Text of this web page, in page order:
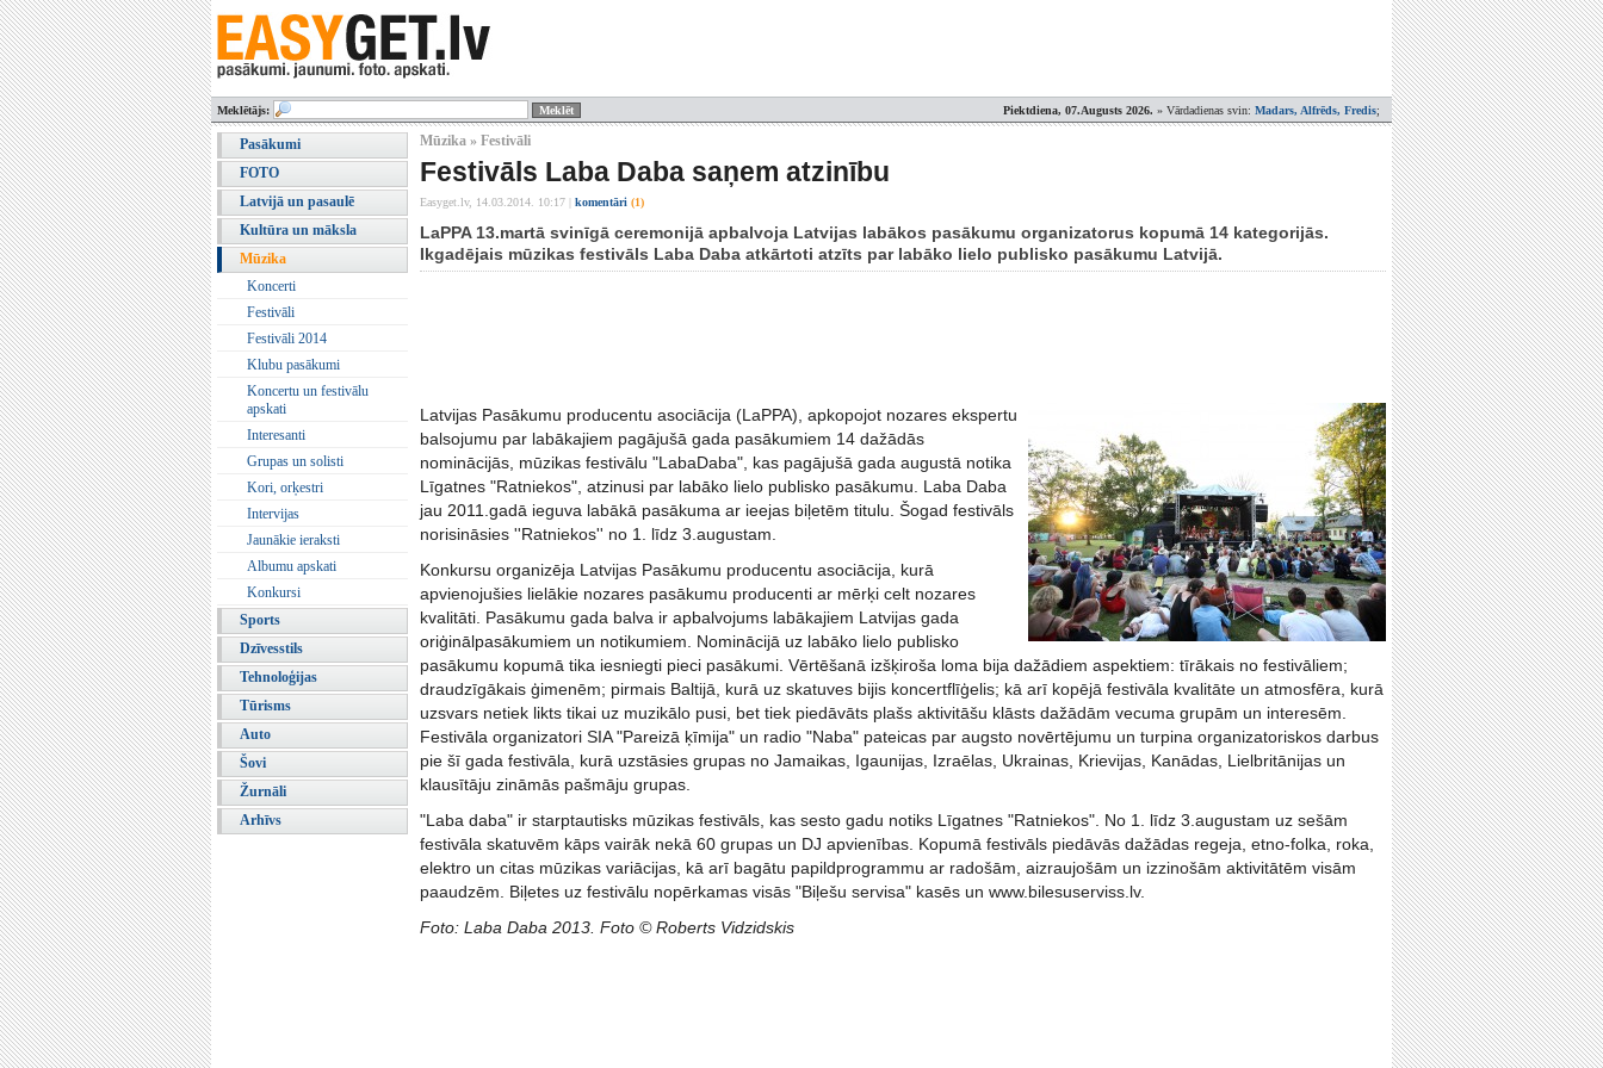
Piektdiena, 07.Augusts 2026. » Vārdadienas svin: Madars, Alfrēds, Fredis;
Meklētājs:
Pasākumi
FOTO
Latvijā un pasaulē
Kultūra un māksla
Mūzika
Koncerti
Festivāli
Festivāli 2014
Klubu pasākumi
Koncertu un festivālu
apskati
Interesanti
Grupas un solisti
Kori, orķestri
Intervijas
Jaunākie ieraksti
Albumu apskati
Konkursi
Sports
Dzīvesstils
Tehnoloģijas
Tūrisms
Auto
Šovi
Žurnāli
Arhīvs
Mūzika » Festivāli
Festivāls Laba Daba saņem atzinību
Easyget.lv, 14.03.2014. 10:17 komentāri (1)
LaPPA 13.martā svinīgā ceremonijā apbalvoja Latvijas labākos pasākumu organizatorus kopumā 14 kategorijās.
Ikgadējais mūzikas festivāls Laba Daba atkārtoti atzīts par labāko lielo publisko pasākumu Latvijā.
Latvijas Pasākumu producentu asociācija (LaPPA), apkopojot nozares ekspertu
balsojumu par labākajiem pagājušā gada pasākumiem 14 dažādās
nominācijās, mūzikas festivālu "LabaDaba", kas pagājušā gada augustā notika
Līgatnes "Ratniekos", atzinusi par labāko lielo publisko pasākumu. Laba Daba
jau 2011.gadā ieguva labākā pasākuma ar ieejas biļetēm titulu. Šogad festivāls
norisināsies ''Ratniekos'' no 1. līdz 3.augustam.
Konkursu organizēja Latvijas Pasākumu producentu asociācija, kurā
apvienojušies lielākie nozares pasākumu producenti ar mērķi celt nozares
kvalitāti. Pasākumu gada balva ir apbalvojums labākajiem Latvijas gada
oriģinālpasākumiem un notikumiem. Nominācijā uz labāko lielo publisko
pasākumu kopumā tika iesniegti pieci pasākumi. Vērtēšanā izšķiroša loma bija dažādiem aspektiem: tīrākais no festivāliem;
draudzīgākais ģimenēm; pirmais Baltijā, kurā uz skatuves bijis koncertflīģelis; kā arī kopējā festivāla kvalitāte un atmosfēra, kurā
uzsvars netiek likts tikai uz muzikālo pusi, bet tiek piedāvāts plašs aktivitāšu klāsts dažādām vecuma grupām un interesēm.
Festivāla organizatori SIA "Pareizā ķīmija" un radio "Naba" pateicas par augsto novērtējumu un turpina organizatoriskos darbus
pie šī gada festivāla, kurā uzstāsies grupas no Jamaikas, Igaunijas, Izraēlas, Ukrainas, Krievijas, Kanādas, Lielbritānijas un
klausītāju zināmās pašmāju grupas.
"Laba daba" ir starptautisks mūzikas festivāls, kas sesto gadu notiks Līgatnes "Ratniekos". No 1. līdz 3.augustam uz sešām
festivāla skatuvēm kāps vairāk nekā 60 grupas un DJ apvienības. Kopumā festivāls piedāvās dažādas regeja, etno-folka, roka,
elektro un citas mūzikas variācijas, kā arī bagātu papildprogrammu ar radošām, aizraujošām un izzinošām aktivitātēm visām
paaudzēm. Biļetes uz festivālu nopērkamas visās "Biļešu servisa" kasēs un www.bilesuserviss.lv.
Foto: Laba Daba 2013. Foto © Roberts Vidzidskis